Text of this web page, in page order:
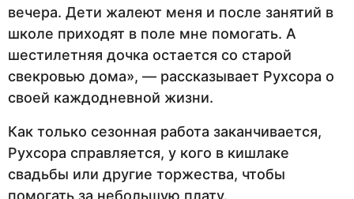
вечера. Дети жалеют меня и после занятий в
школе приходят в поле мне помогать. А
шестилетняя дочка остается со старой
свекровью дома», — рассказывает Рухсора о
своей каждодневной жизни.
Как только сезонная работа заканчивается,
Рухсора справляется, у кого в кишлаке
свадьбы или другие торжества, чтобы
помогать за небольшую плату.